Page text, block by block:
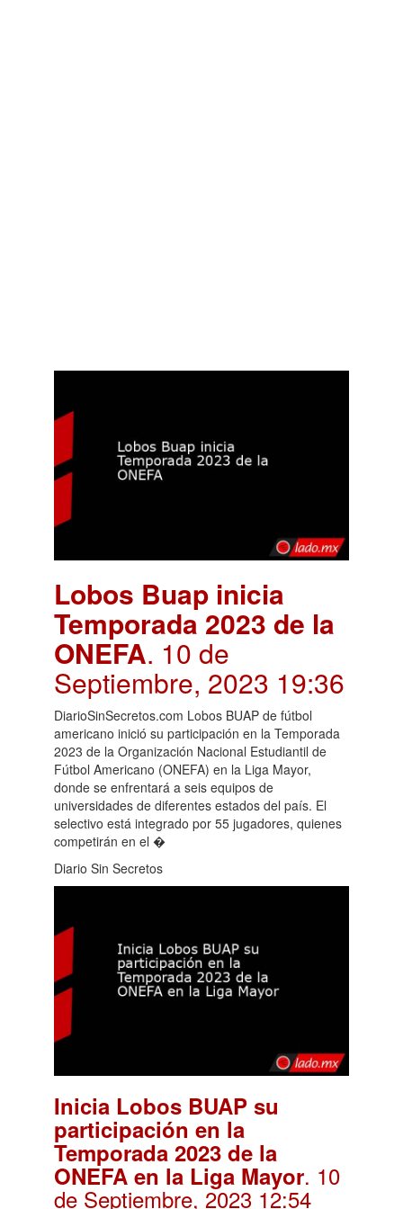
Lobos Buap inicia
Temporada 2023 de la
ONEFA. 10 de
Septiembre, 2023 19:36
DiarioSinSecretos.com Lobos BUAP de fútbol
americano inició su participación en la Temporada
2023 de la Organización Nacional Estudiantil de
Fútbol Americano (ONEFA) en la Liga Mayor,
donde se enfrentará a seis equipos de
universidades de diferentes estados del país. El
selectivo está integrado por 55 jugadores, quienes
competirán en el �
Diario Sin Secretos
Inicia Lobos BUAP su
participación en la
Temporada 2023 de la
ONEFA en la Liga Mayor. 10
de Septiembre, 2023 12:54